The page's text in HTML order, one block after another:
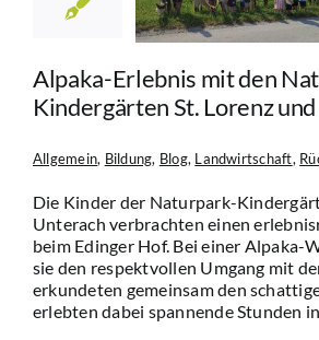
und
Bildung
Blog
Rückblick
Alpaka-Erlebnis mit den
Kindergärten St. Lorenz
Allgemein, Bildung, Blog, Landwirtschaft,
Die Kinder der Naturpark-
Unterach verbrachten einen
beim Edinger Hof. Bei einer Alpaka-
sie den respektvollen Umgang mit
erkundeten gemeinsam den
erlebten dabei spannende Stunden